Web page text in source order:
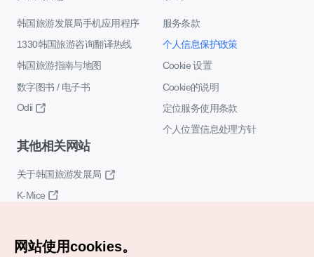
韩国旅游发展局手机应用程序
1330韩国旅游咨询翻译热线
韩国旅游指南与地图
数字图书 / 电子书
Odii
服务条款
个人信息保护政策
Cookie 设置
Cookie的说明
定位服务使用条款
个人位置信息处理方针
其他相关网站
关于韩国旅游发展局
K-Mice
网站使用cookies。